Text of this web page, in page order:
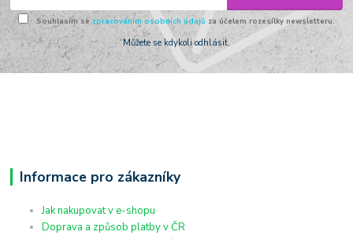
Souhlasím se zpracováním osobních údajů za účelem rozesílky newsletteru.
Můžete se kdykoli odhlásit.
Informace pro zákazníky
Jak nakupovat v e-shopu
Doprava a způsob platby v ČR